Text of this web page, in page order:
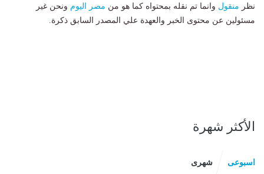
نظر منقول وانما تم نقله بمحتواه كما هو من مصر اليوم ونحن غير
مسئولين عن محتوى الخبر والعهدة علي المصدر السابق ذكرة.
الأكثر شهرة
اسبوعى شهرى